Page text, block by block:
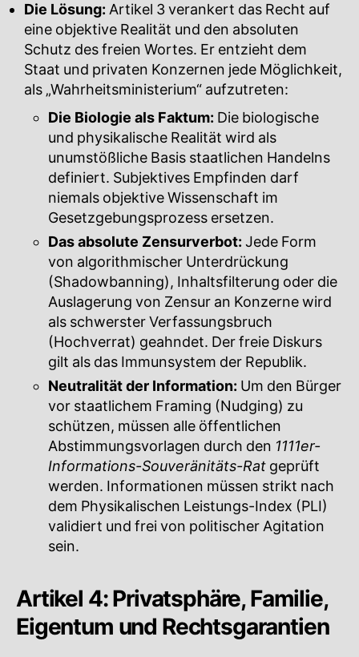
Die Lösung: Artikel 3 verankert das Recht auf
eine objektive Realität und den absoluten
Schutz des freien Wortes. Er entzieht dem
Staat und privaten Konzernen jede Möglichkeit,
als „Wahrheitsministerium“ aufzutreten:
Die Biologie als Faktum: Die biologische
und physikalische Realität wird als
unumstößliche Basis staatlichen Handelns
definiert. Subjektives Empfinden darf
niemals objektive Wissenschaft im
Gesetzgebungsprozess ersetzen.
Das absolute Zensurverbot: Jede Form
von algorithmischer Unterdrückung
(Shadowbanning), Inhaltsfilterung oder die
Auslagerung von Zensur an Konzerne wird
als schwerster Verfassungsbruch
(Hochverrat) geahndet. Der freie Diskurs
gilt als das Immunsystem der Republik.
Neutralität der Information: Um den Bürger
vor staatlichem Framing (Nudging) zu
schützen, müssen alle öffentlichen
Abstimmungsvorlagen durch den 1111er-
Informations-Souveränitäts-Rat geprüft
werden. Informationen müssen strikt nach
dem Physikalischen Leistungs-Index (PLI)
validiert und frei von politischer Agitation
sein.
Artikel 4: Privatsphäre, Familie,
Eigentum und Rechtsgarantien